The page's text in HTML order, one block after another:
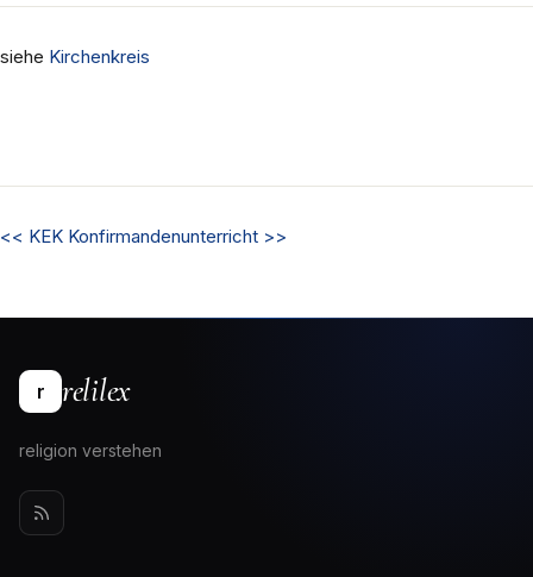
siehe Kirchenkreis
<< KEK Konfirmandenunterricht >>
r relilex
religion verstehen